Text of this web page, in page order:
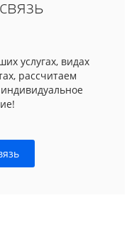
услугах, видах
рассчитаем